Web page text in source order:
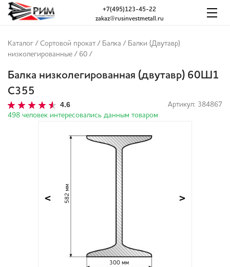
zakaz@rusinvestmetall.ru
+7(495)123-45-22
Каталог / Сортовой прокат / Балка / Балки (Двутавр)
низколегированные / 60 /
Балка низколегированная (двутавр) 60Ш1
С355
4.6
Артикул: 384867
498 человек интересовались данным товаром
300 мм
582 мм
< >